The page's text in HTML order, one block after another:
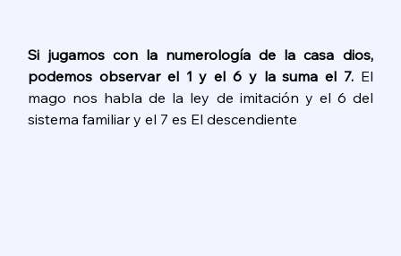
Si jugamos con la numerología de la casa dios,
podemos observar el 1 y el 6 y la suma el 7. El
mago nos habla de la ley de imitación y el 6 del
sistema familiar y el 7 es El descendiente